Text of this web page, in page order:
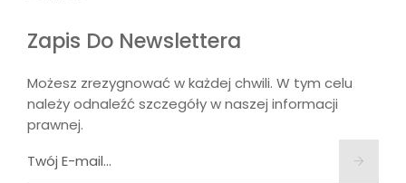
Zapis Do Newslettera
Możesz zrezygnować w każdej chwili. W tym celu
należy odnaleźć szczegóły w naszej informacji
prawnej.